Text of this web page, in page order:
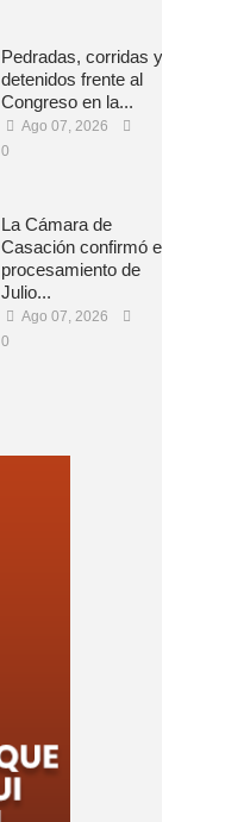
Pedradas, corridas y
detenidos frente al
Congreso en la...
Ago 07, 2026
0
La Cámara de
Casación confirmó el
procesamiento de
Julio...
Ago 07, 2026
0